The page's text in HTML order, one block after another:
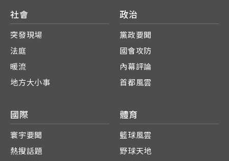
社會
突發現場
法庭
暖流
地方大小事
政治
黨政要聞
國會攻防
內幕評論
首都風雲
國際
寰宇要聞
熱搜話題
體育
籃球風雲
野球天地